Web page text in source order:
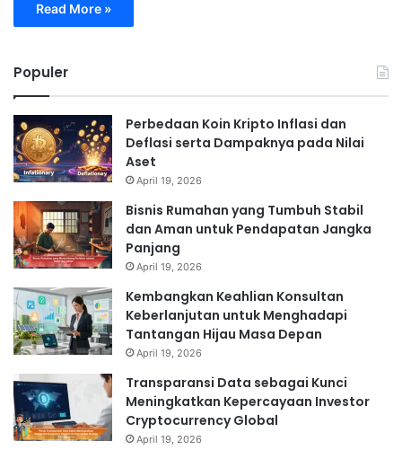
Read More »
Populer
Perbedaan Koin Kripto Inflasi dan
Deflasi serta Dampaknya pada Nilai
Aset
April 19, 2026
Bisnis Rumahan yang Tumbuh Stabil
dan Aman untuk Pendapatan Jangka
Panjang
April 19, 2026
Kembangkan Keahlian Konsultan
Keberlanjutan untuk Menghadapi
Tantangan Hijau Masa Depan
April 19, 2026
Transparansi Data sebagai Kunci
Meningkatkan Kepercayaan Investor
Cryptocurrency Global
April 19, 2026